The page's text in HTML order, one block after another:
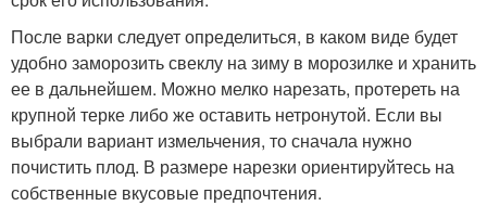
После варки следует определиться, в каком виде будет
удобно заморозить свеклу на зиму в морозилке и хранить
ее в дальнейшем. Можно мелко нарезать, протереть на
крупной терке либо же оставить нетронутой. Если вы
выбрали вариант измельчения, то сначала нужно
почистить плод. В размере нарезки ориентируйтесь на
собственные вкусовые предпочтения.